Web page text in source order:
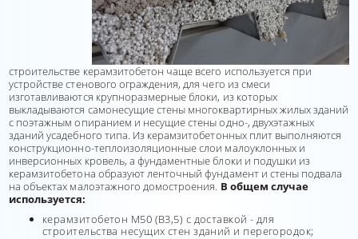
строительстве керамзитобетон чаще всего используется при
устройстве стенового ограждения, для чего из смеси
изготавливаются крупноразмерные блоки, из которых
выкладываются самонесущие стены многоквартирных жилых зданий
с поэтажным опиранием и несущие стены одно-, двухэтажных
зданий усадебного типа. Из керамзитобетонных плит выполняются
конструкционно-теплоизоляционные слои малоуклонных и
инверсионных кровель, а фундаментные блоки и подушки из
керамзитобетона образуют ленточный фундамент и стены подвала
на объектах малоэтажного домостроения. В общем случае
используется:
керамзитобетон М50 (В3,5) с доставкой - для
строительства несущих стен зданий и перегородок;